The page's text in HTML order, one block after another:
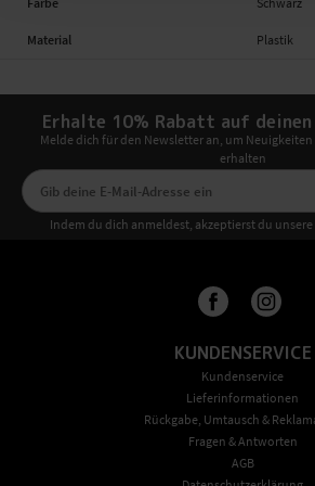
Material Plastik
Erhalte 10% Rabatt auf
Melde dich für den Newsletter an, um
erhalten
Indem du dich anmeldest, akzeptierst du
KUNDENSERVICE
Kundenservice
Lieferinformationen
Rückgabe, Umtausch &
Fragen & Antworten
AGB